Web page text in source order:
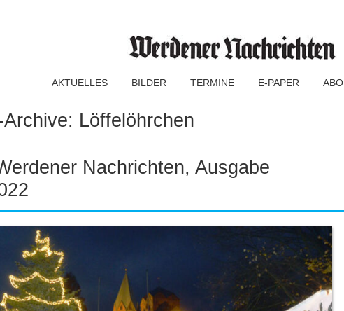
AKTUELLES BILDER TERMINE E-PAPER ABO
Löffelöhrchen
Nachrichten, Ausgabe